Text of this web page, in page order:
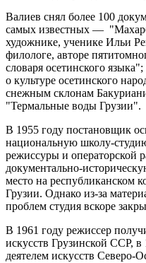
Валиев снял более 100
самых известных —
художнике, ученике Ильи
филологе, авторе
словаря осетинского
о культуре осетинского
снежным склонам
"Термальные воды Грузии".
В 1955 году постановщик
национальную школу-
режиссуры и операторской
документально-
место на республиканском
Грузии. Однако из-за
проблем студия вскоре
В 1961 году режиссер
искусств Грузинской ССР,
деятелем искусств Северо-